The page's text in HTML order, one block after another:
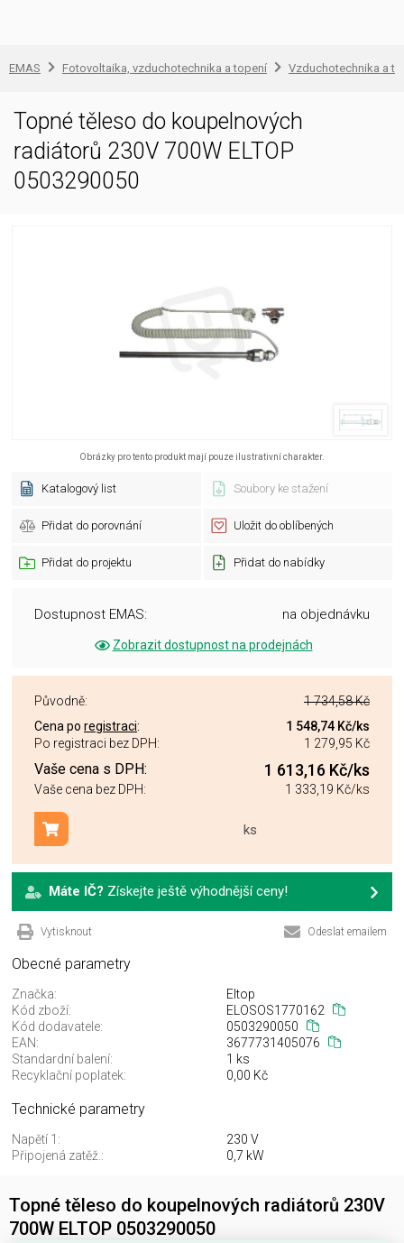
EMAS Fotovoltaika, vzduchotechnika a topení Vzduchotechnika a
Topné těleso do koupelnových
radiátorů 230V 700W ELTOP
0503290050
Obrázky pro tento produkt mají pouze ilustrativní charakter.
Katalogový list Soubory ke stažení
Přidat do porovnání Uložit do oblíbených
Přidat do projektu Přidat do nabídky
Dostupnost EMAS: na objednávku
Zobrazit dostupnost na prodejnách
Původně:
1 734,58 Kč
Cena po registraci: 1 548,74 Kč/ks
Po registraci bez DPH:
1 279,95 Kč
Vaše cena s DPH: 1 613,16 Kč/ks
Vaše cena bez DPH: 1 333,19 Kč/ks
ks
Přidat do košíku
Máte IČ? Získejte ještě výhodnější ceny!
Vytisknout Odeslat emailem
Obecné parametry
Značka:
Eltop
Kód zboží:
ELOSOS1770162
Kód dodavatele:
0503290050
EAN:
3677731405076
Standardní balení:
1 ks
Recyklační poplatek:
0,00 Kč
Technické parametry
Napětí 1:
230 V
Připojená zatěž.:
0,7 kW
Topné těleso do koupelnových radiátorů 230V
700W ELTOP 0503290050